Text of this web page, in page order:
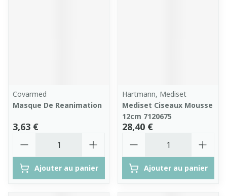
Covarmed
Masque De Reanimation
3,63 €
Ajouter au panier
Hartmann, Mediset
Mediset Ciseaux Mousse
12cm 7120675
28,40 €
Ajouter au panier